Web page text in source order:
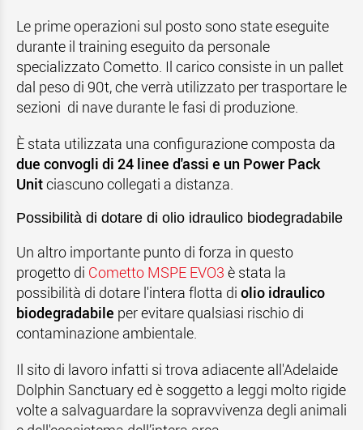
Le prime operazioni sul posto sono state eseguite
durante il training eseguito da personale
specializzato Cometto. Il carico consiste in un pallet
dal peso di 90t, che verrà utilizzato per trasportare le
sezioni di nave durante le fasi di produzione.
È stata utilizzata una configurazione composta da
due convogli di 24 linee d'assi e un Power Pack
Unitciascuno collegati a distanza.
Possibilità di dotare di olio idraulico biodegradabile
Un altro importante punto di forza in questo
progetto di Cometto MSPE EVO3 è stata la
possibilità di dotare l'intera flotta di olio idraulico
biodegradabile per evitare qualsiasi rischio di
contaminazione ambientale.
Il sito di lavoro infatti si trova adiacente all'Adelaide
Dolphin Sanctuary ed è soggetto a leggi molto rigide
volte a salvaguardare la sopravvivenza degli animali